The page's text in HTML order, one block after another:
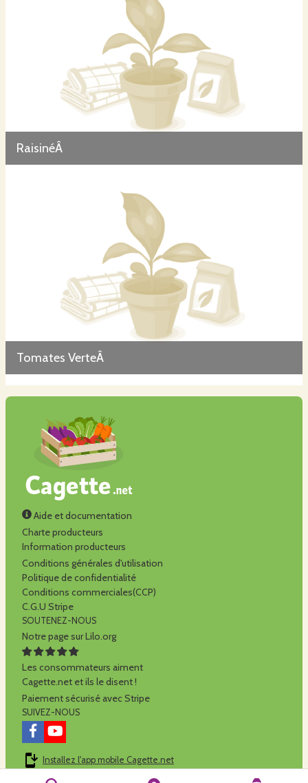
RaisinéÂ
Tomates VerteÂ
Aide et documentation
Charte producteurs
Information producteurs
Conditions générales d'utilisation
Politique de confidentialité
Conditions commerciales(CCP)
C.G.U Stripe
SOUTENEZ-NOUS
Notre page sur Lilo.org
Les consommateurs aiment
Cagette.net et ils le disent !
Paiement sécurisé avec Stripe
SUIVEZ-NOUS
Installez l'app mobile Cagette.net